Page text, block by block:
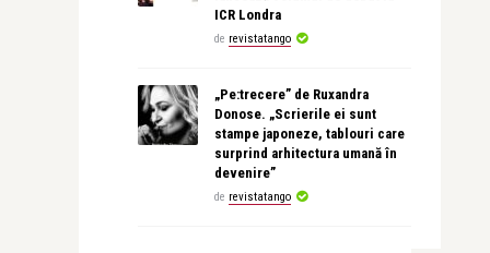
ICR Londra
de revistatango
„Pe:trecere” de Ruxandra
Donose. „Scrierile ei sunt
stampe japoneze, tablouri care
surprind arhitectura umană în
devenire”
de revistatango